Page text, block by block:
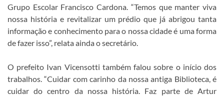
Grupo Escolar Francisco Cardona. “Temos que manter viva
nossa história e revitalizar um prédio que já abrigou tanta
informação e conhecimento para o nossa cidade é uma forma
de fazer isso”, relata ainda o secretário.
O prefeito Ivan Vicensotti também falou sobre o início dos
trabalhos. “Cuidar com carinho da nossa antiga Biblioteca, é
cuidar do centro da nossa história. Faz parte de Artur